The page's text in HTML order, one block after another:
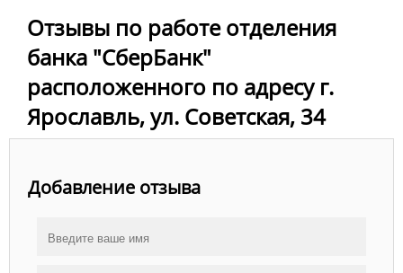
Отзывы по работе отделения
банка "СберБанк"
расположенного по адресу г.
Ярославль, ул. Советская, 34
Добавление отзыва